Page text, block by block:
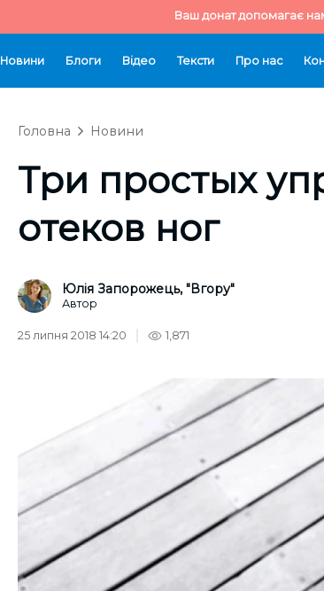
Ваш донат допомагає
Новини Блоги Відео Тексти Про нас
Головна Новини
Три простых
отеков ног
Юлія Запорожець, "Вгору"
Автор
25 липня 2018 14:20 1,871